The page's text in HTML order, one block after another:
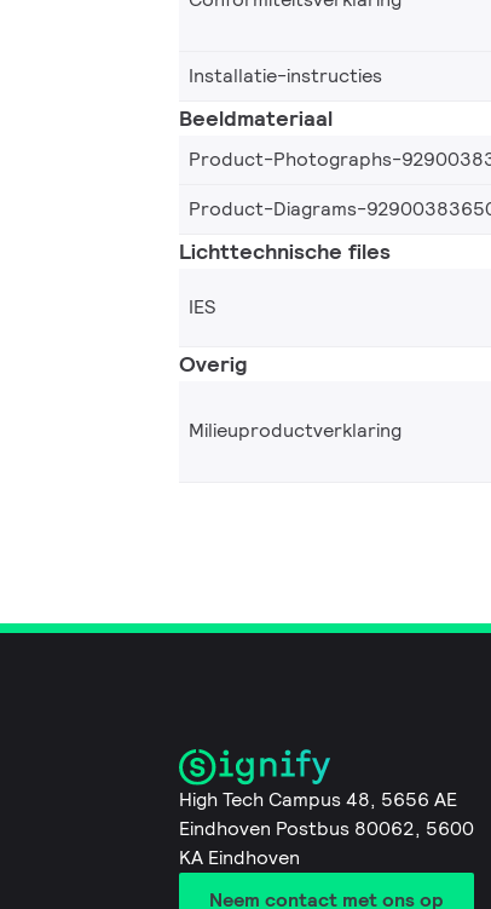
Installatie-instructies
Beeldmateriaal
Product-Photographs-
Product-Diagrams-
Lichttechnische files
IES
Overig
Milieuproductverklaring
High Tech Campus 48, 5656 AE
Eindhoven Postbus 80062, 5600
KA Eindhoven
Neem contact met ons op